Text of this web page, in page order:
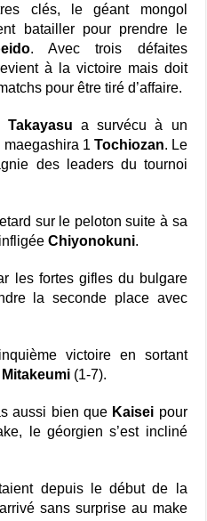
clés, le géant mongol
batailler pour prendre le
. Avec trois défaites
à la victoire mais doit
pour être tiré d’affaire.
Takayasu a survécu à un
1 Tochiozan. Le
des leaders du tournoi
sur le peloton suite à sa
Chiyonokuni.
les fortes gifles du bulgare
la seconde place avec
victoire en sortant
Mitakeumi (1-7).
aussi bien que Kaisei pour
le géorgien s’est incliné
depuis le début de la
sans surprise au make